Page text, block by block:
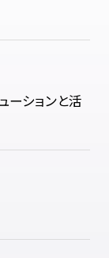
ーションと活